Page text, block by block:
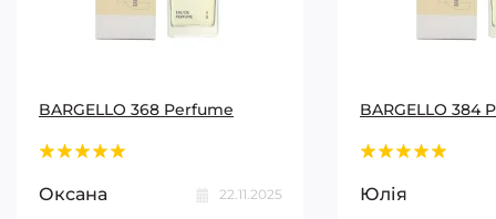
BARGELLO 368 Perfume
Оксана 22.11.2025
BARGELLO 384
Юлія